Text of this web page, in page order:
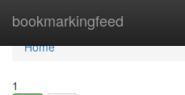
bookmarkingfeed
Home
Home
1